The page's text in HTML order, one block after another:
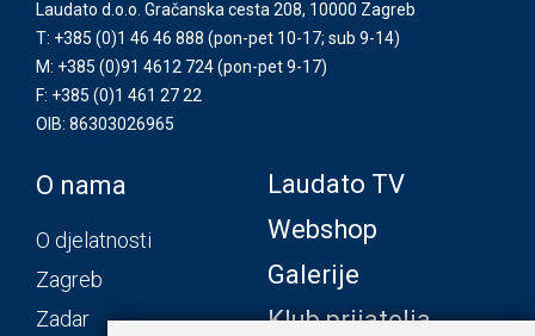
Laudato d.o.o. Gračanska cesta 208, 10000 Zagreb
T: +385 (0)1 46 46 888 (pon-pet 10-17; sub 9-14)
M: +385 (0)91 4612 724(pon-pet 9-17)
F: +385 (0)1 461 27 22
OIB: 86303026965
O nama
O djelatnosti
Zagreb
Zadar
Laudato TV
Webshop
Galerije
Klub prijatelja